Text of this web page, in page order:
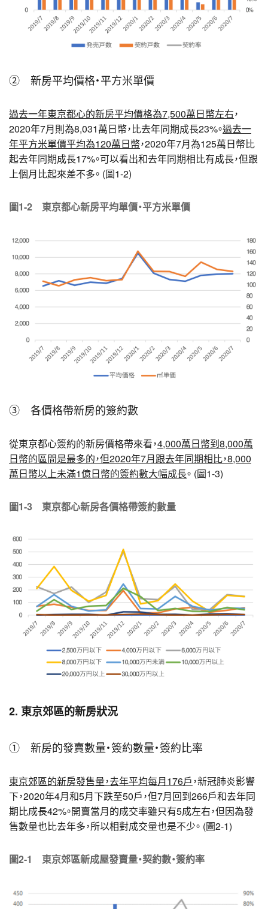
② 新房平均價格・平方米單價
過去一年東京都心的新房平均價格為7,500萬日幣左右，
2020年7月則為8,031萬日幣，比去年同期成長23%。過去一
年平方米單價平均為120萬日幣，2020年7月為125萬日幣比
起去年同期成長17%。可以看出和去年同期相比有成長，但跟
上個月比起來差不多。 (圖1-2)
圖1-2 東京都心新房平均單價・平方米單價
③ 各價格帶新房的簽約數
從東京都心簽約的新房價格帶來看，4,000萬日幣到8,000萬
日幣的區間是最多的，但2020年7月跟去年同期相比，8,000
萬日幣以上未滿1億日幣的簽約數大幅成長。 (圖1-3)
圖1-3 東京都心新房各價格帶簽約數量
2. 東京郊區的新房狀況
① 新房的發賣數量・簽約數量・簽約比率
東京郊區的新房發售量，去年平均每月176戶，新冠肺炎影響
下，2020年4月和5月下跌至50戶，但7月回到266戶和去年同
期比成長42%。開賣當月的成交率雖只有5成左右，但因為發
售數量也比去年多，所以相對成交量也是不少。 (圖2-1)
圖2-1 東京郊區新成屋發賣量・契約數・簽約率